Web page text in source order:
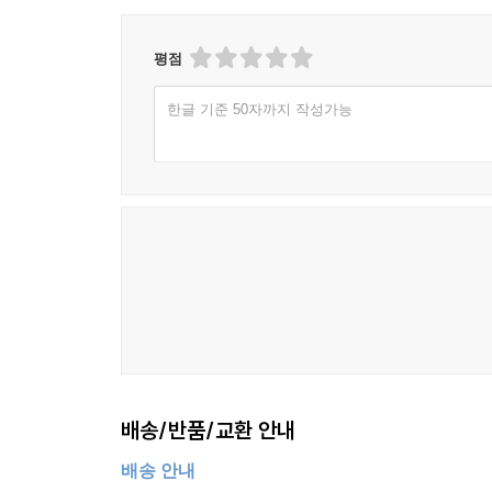
평점
한글 기준 50자까지 작성가능
배송/반품/교환 안내
배송 안내